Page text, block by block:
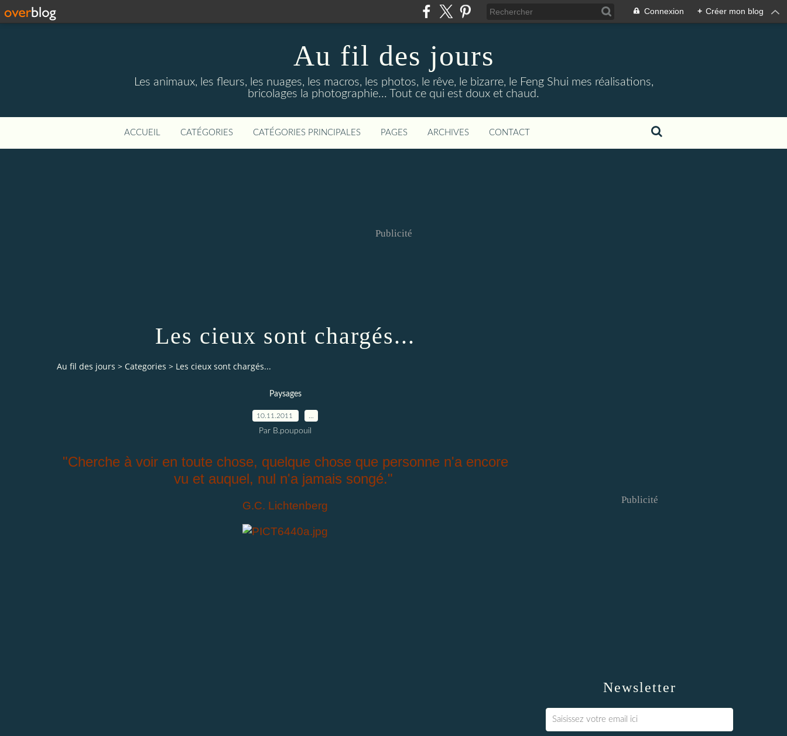
Connexion + Créer mon blog
Au fil des jours
Les animaux, les fleurs, les nuages, les macros, les photos, le rêve, le bizarre, le Feng Shui mes réalisations,
bricolages la photographie... Tout ce qui est doux et chaud.
ACCUEIL CATÉGORIES CATÉGORIES PRINCIPALES PAGES ARCHIVES CONTACT
Publicité
Les cieux sont chargés...
Au fil des jours > Categories > Les cieux sont chargés...
Paysages
10.11.2011
Par B.poupouil
"Cherche à voir en toute chose, quelque chose que personne n'a encore
vu et auquel, nul n'a jamais songé."
G.C. Lichtenberg
Newsletter
Publicité